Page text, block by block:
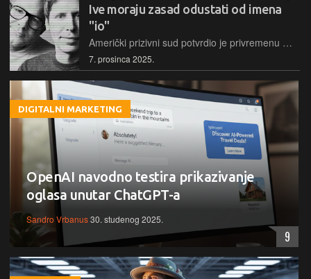
Ive moraju zasad odustati od imena
"io"
Američki prizivni sud potvrdio je privremenu mjeru zabrane kojom se tvrtkama OpenAI i IO Products brani korištenje imena io zbog prevelike sličnosti s brendom startupa iyO, koji se bavi sličnim poslom
7. prosinca 2025.
DIGITALNI MARKETING
OpenAI navodno testira prikazivanje
oglasa unutar ChatGPT-a
Sandro Vrbanus30. studenog 2025.
9